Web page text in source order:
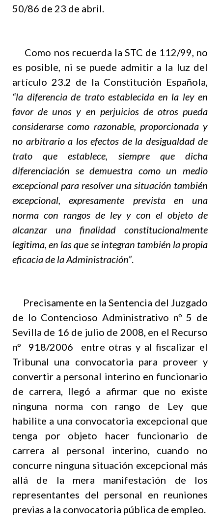
50/86 de 23 de abril.
Como nos recuerda la STC de 112/99, no
es posible, ni se puede admitir a la luz del
artículo 23.2 de la Constitución Española,
“la diferencia de trato establecida en la ley en
favor de unos y en perjuicios de otros pueda
considerarse como razonable, proporcionada y
no arbitrario a los efectos de la desigualdad de
trato que establece, siempre que dicha
diferenciación se demuestra como un medio
excepcional para resolver una situación también
excepcional, expresamente prevista en una
norma con rangos de ley y con el objeto de
alcanzar una finalidad constitucionalmente
legitima, en las que se integran también la propia
eficacia de la Administración”
Precisamente en la Sentencia del Juzgado
de lo Contencioso Administrativo nº 5 de
Sevilla de 16 de julio de 2008, en el Recurso
nº 918/2006 entre otras y al fiscalizar el
Tribunal una convocatoria para proveer y
convertir a personal interino en funcionario
de carrera, llegó a afirmar que no existe
ninguna norma con rango de Ley que
habilite a una convocatoria excepcional que
tenga por objeto hacer funcionario de
carrera al personal interino, cuando no
concurre ninguna situación excepcional más
allá de la mera manifestación de los
representantes del personal en reuniones
previas a la convocatoria pública de empleo.